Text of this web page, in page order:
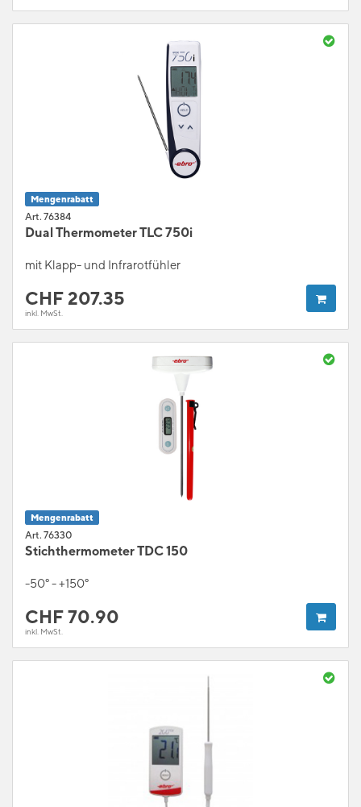
Mengenrabatt
Art. 76384
Dual Thermometer TLC 750i
mit Klapp- und Infrarotfühler
CHF 207.35
inkl. MwSt.
Mengenrabatt
Art. 76330
Stichthermometer TDC 150
-50° - +150°
CHF70.90
inkl. MwSt.